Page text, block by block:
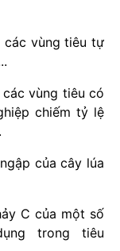
các vùng tiêu tự
vùng tiêu có
chiếm tỷ lệ
của cây lúa
C của một số
trong tiêu